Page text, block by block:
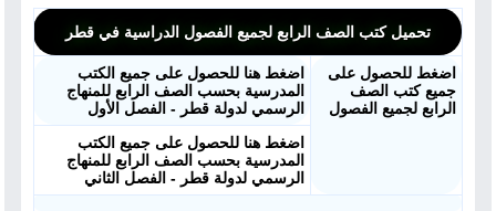
تحميل كتب الصف الرابع لجميع الفصول الدراسية في قطر
اضغط للحصول على
جميع كتب الصف
الرابع لجميع الفصول
اضغط هنا للحصول على جميع الكتب
المدرسية بحسب الصف الرابع للمنهاج
الرسمي لدولة قطر - الفصل الأول
اضغط هنا للحصول على جميع الكتب
المدرسية بحسب الصف الرابع للمنهاج
الرسمي لدولة قطر - الفصل الثاني